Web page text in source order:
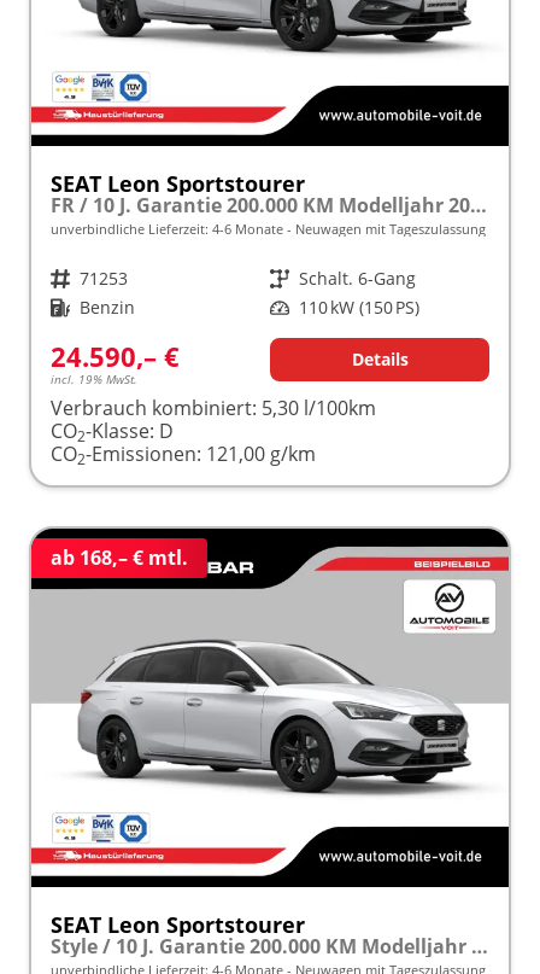
SEAT Leon Sportstourer
FR / 10 J. Garantie 200.000 KM Modelljahr 2027 1.5 TSI 150 PS frei konfigurierbar!
unverbindliche Lieferzeit: 4-6 Monate Neuwagen mit Tageszulassung
Fahrzeugnr. 71253 Getriebe Schalt. 6-Gang
Kraftstoff Benzin Leistung 110 kW (150 PS)
24.590,– €
incl. 19% MwSt.
Details
Verbrauch kombiniert: 5,30 l/100km
CO2-Klasse: D
CO2-Emissionen: 121,00 g/km
ab 168,– € mtl.
SEAT Leon Sportstourer
Style / 10 J. Garantie 200.000 KM Modelljahr 2027 2.0 TDI 116 PS frei konfigurierbar!
unverbindliche Lieferzeit: 4-6 Monate Neuwagen mit Tageszulassung